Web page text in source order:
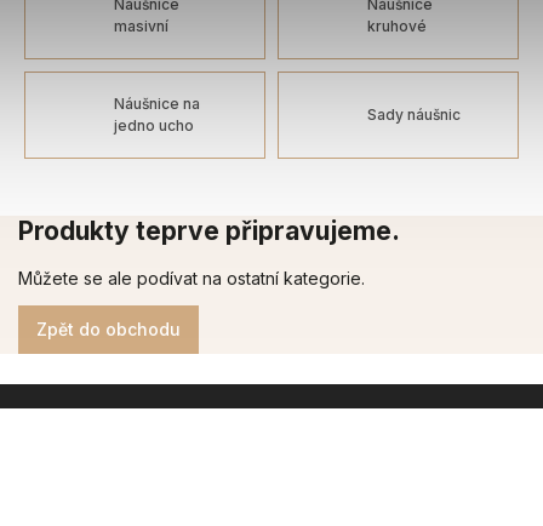
Náušnice
masivní
Náušnice
kruhové
Náušnice na
jedno ucho
Sady náušnic
Produkty teprve připravujeme.
Můžete se ale podívat na ostatní kategorie.
Zpět do obchodu